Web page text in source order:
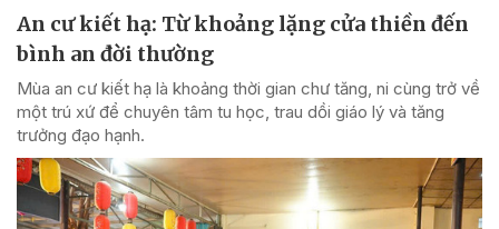
An cư kiết hạ: Từ khoảng lặng cửa thiền đến
bình an đời thường
Mùa an cư kiết hạ là khoảng thời gian chư tăng, ni cùng trở về
một trú xứ để chuyên tâm tu học, trau dồi giáo lý và tăng
trưởng đạo hạnh.